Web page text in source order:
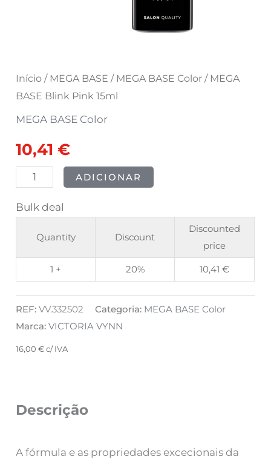
Início / MEGA BASE / MEGA BASE Color / MEGA
BASE Blink Pink 15ml
MEGA BASE Color
10,41€
ADICIONAR
Bulk deal
Quantity Discount
Discounted
price
1 + 20% 10,41€
REF:VV.332502 Categoria: MEGA BASE Color
Marca:VICTORIA VYNN
16,00€ c/ IVA
Descrição
A fórmula e as propriedades excecionais da